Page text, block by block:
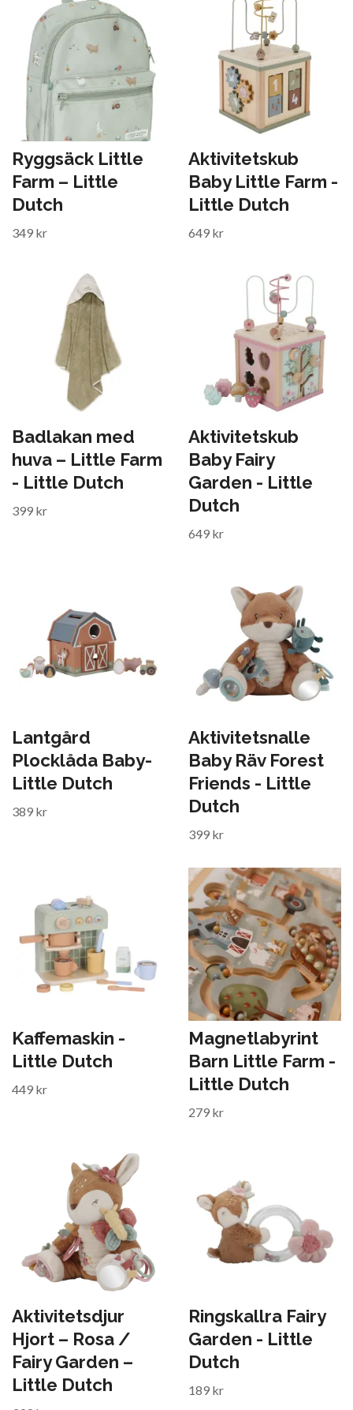
Ryggsäck Little
Farm – Little
Dutch
349 kr
Aktivitetskub
Baby Little Farm -
Little Dutch
649 kr
Badlakan med
huva – Little Farm
- Little Dutch
399 kr
Aktivitetskub
Baby Fairy
Garden - Little
Dutch
649 kr
Lantgård
Plocklåda Baby-
Little Dutch
389 kr
Aktivitetsnalle
Baby Räv Forest
Friends - Little
Dutch
399 kr
Kaffemaskin -
Little Dutch
449 kr
Magnetlabyrint
Barn Little Farm -
Little Dutch
279 kr
Aktivitetsdjur
Hjort – Rosa /
Fairy Garden –
Little Dutch
Ringskallra Fairy
Garden - Little
Dutch
189 kr